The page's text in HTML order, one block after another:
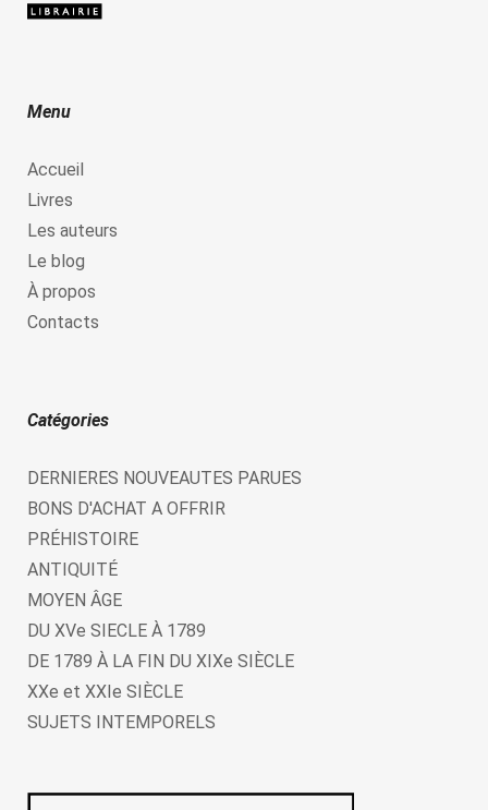
Menu
Accueil
Livres
Les auteurs
Le blog
À propos
Contacts
Catégories
DERNIERES NOUVEAUTES PARUES
BONS D'ACHAT A OFFRIR
PRÉHISTOIRE
ANTIQUITÉ
MOYEN ÂGE
DU XVe SIECLE À 1789
DE 1789 À LA FIN DU XIXe SIÈCLE
XXe et XXIe SIÈCLE
SUJETS INTEMPORELS